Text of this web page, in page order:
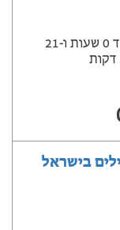
ייסגר עוד 0 שעות ‫ו-21
דקות
בישראל